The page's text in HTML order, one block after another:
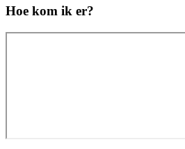
Hoe kom ik er?